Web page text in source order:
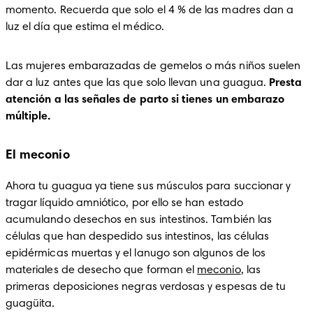
momento. Recuerda que solo el 4 % de las madres dan a
luz el día que estima el médico.
Las mujeres embarazadas de gemelos o más niños suelen
dar a luz antes que las que solo llevan una guagua. Presta
atención a las señales de parto si tienes un embarazo
múltiple.
El meconio
Ahora tu guagua ya tiene sus músculos para succionar y
tragar líquido amniótico, por ello se han estado
acumulando desechos en sus intestinos. También las
células que han despedido sus intestinos, las células
epidérmicas muertas y el lanugo son algunos de los
materiales de desecho que forman el meconio, las
primeras deposiciones negras verdosas y espesas de tu
guagüita.